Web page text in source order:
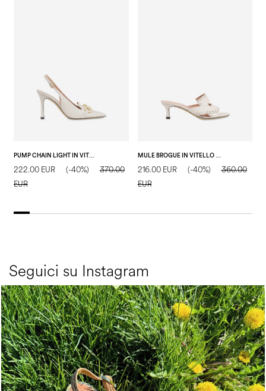
PUMP CHAIN LIGHT IN VITELLO CRISTALLO
222.00 EUR (-40%)
370.00
EUR
MULE BROGUE IN VITELLO CRISTALLO
216.00 EUR (-40%)
360.00
EUR
Seguici su Instagram